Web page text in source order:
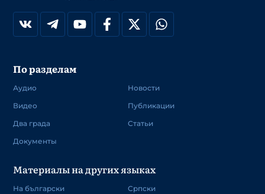
По разделам
Аудио
Видео
Два града
Документы
Новости
Публикации
Статьи
Материалы на других языках
На български
Српски